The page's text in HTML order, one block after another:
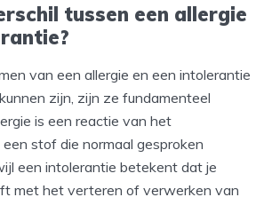
tussen een allergie
van een allergie en een intolerantie
zijn, zijn ze fundamenteel
is een reactie van het
stof die normaal gesproken
een intolerantie betekent dat je
met het verteren of verwerken van